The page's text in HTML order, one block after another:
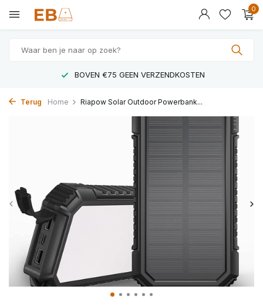
0
BOVEN €75 GEEN VERZENDKOSTEN
Terug Home Riapow Solar Outdoor Powerbank...